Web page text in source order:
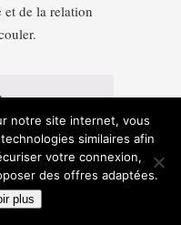
et de la relation
notre site internet, vous
similaires afin
votre connexion,
des offres adaptées.
plus